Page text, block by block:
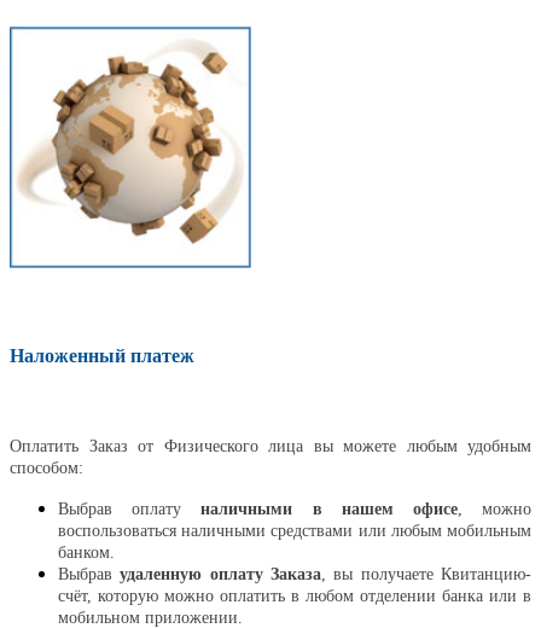
Наложенный платеж
Оплатить Заказ от Физического лица вы можете любым удобным
способом:
Выбрав оплатуналичными в нашем офисе, можно
воспользоваться наличными средствами или любым мобильным
банком.
Выбравудаленную оплату Заказа , вы получаете Квитанцию-
счёт, которую можно оплатить в любом отделении банка или в
мобильном приложении.